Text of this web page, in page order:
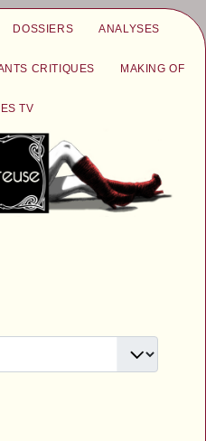
DOSSIERS ANALYSES
CRITIQUES MAKING OF
TV